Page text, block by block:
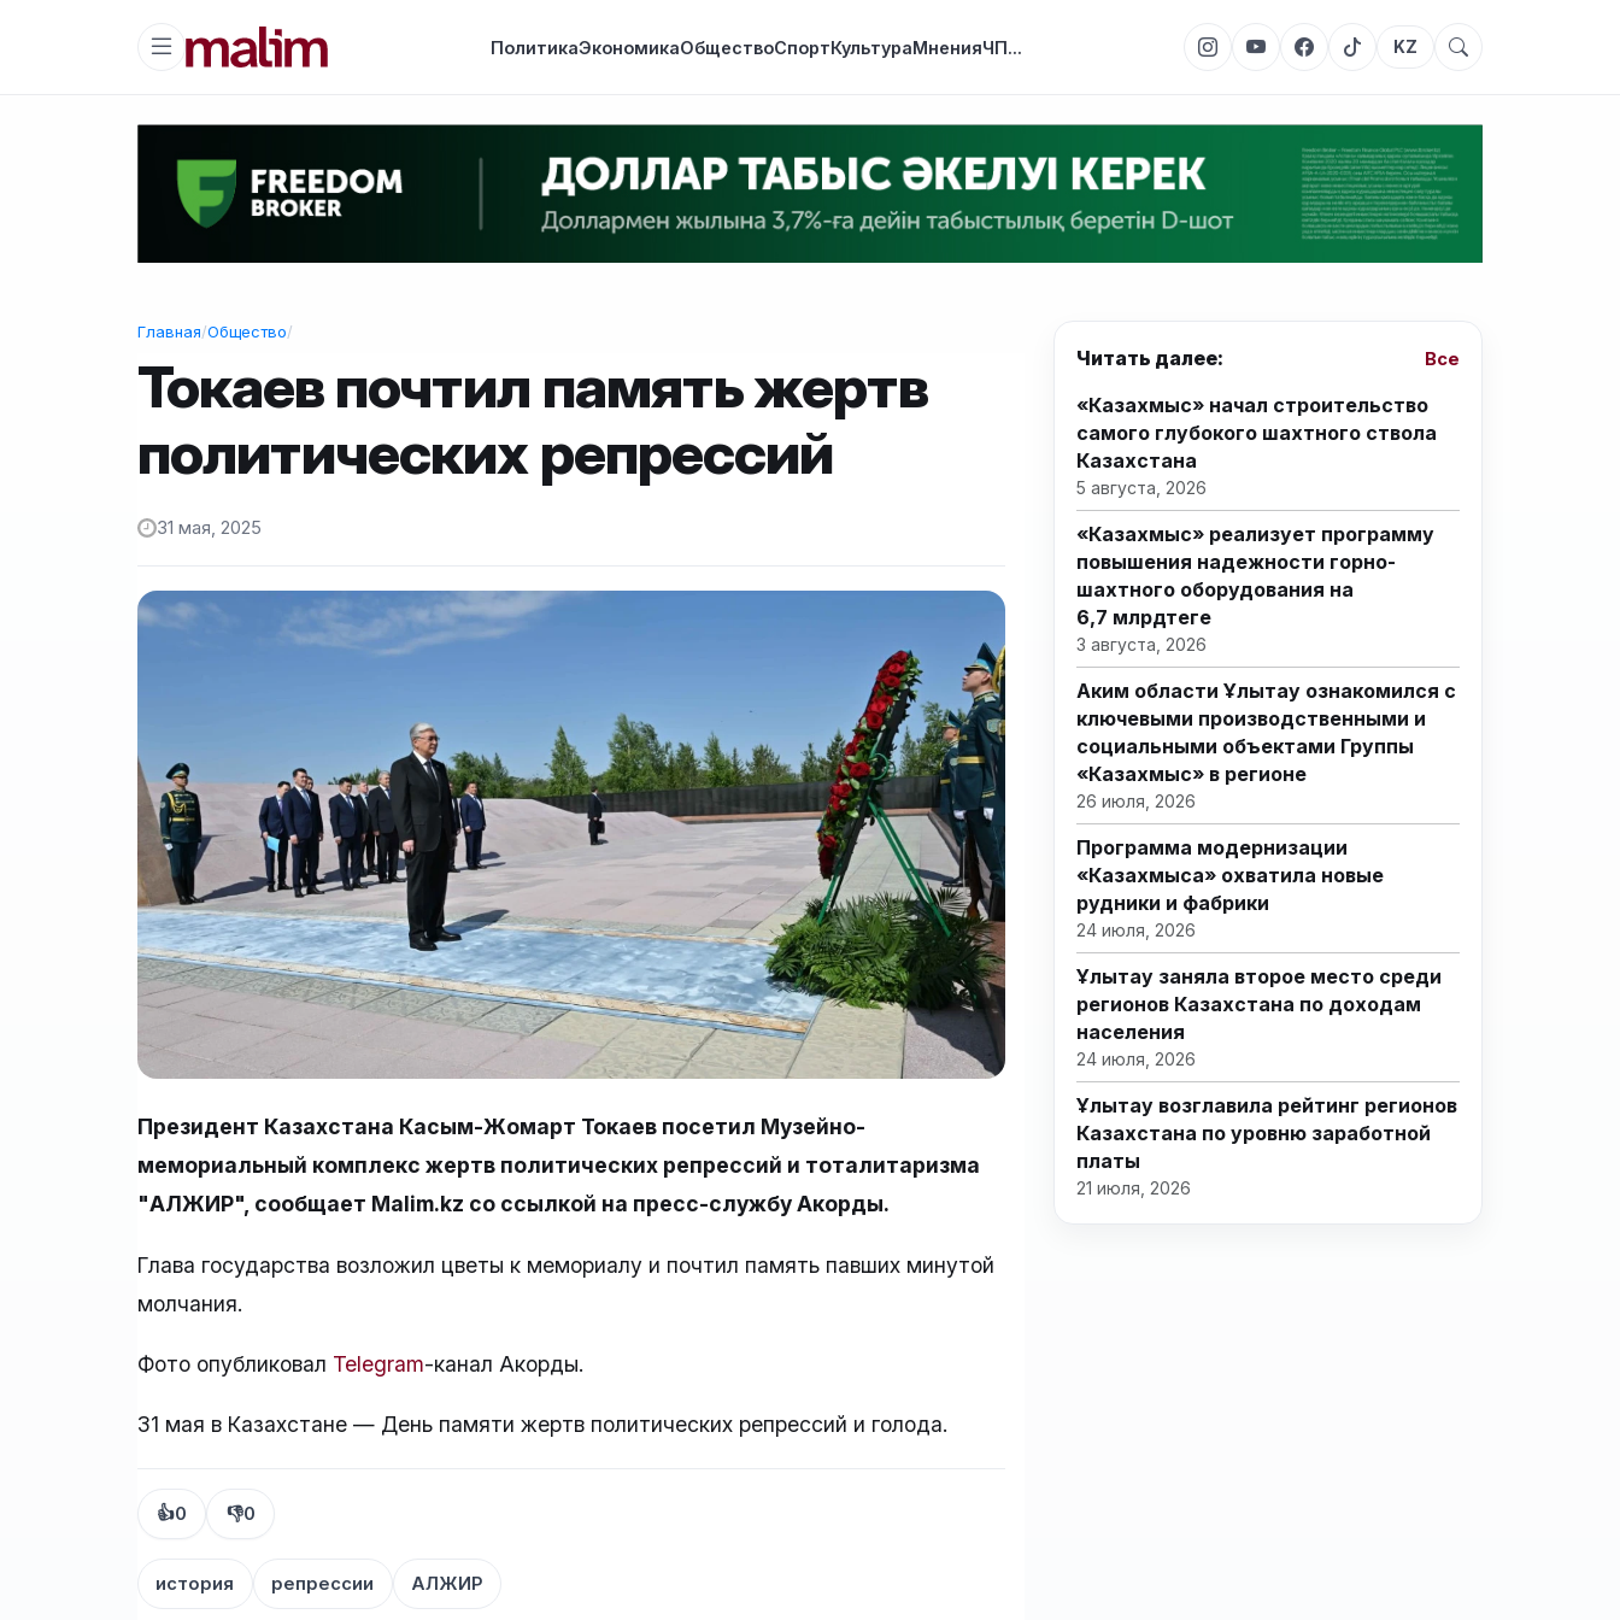
ПолитикаЭкономикаОбществоСпортКультураМненияЧП... KZ
Главная/Общество/
Токаев почтил память жертв
политических репрессий
31 мая, 2025
Президент Казахстана Касым-Жомарт Токаев посетил Музейно-
мемориальный комплекс жертв политических репрессий и тоталитаризма
"АЛЖИР", сообщает Malim.kz со ссылкой на пресс-службу Акорды.
Глава государства возложил цветы к мемориалу и почтил память павших минутой
молчания.
Фото опубликовал Telegram-канал Акорды.
31 мая в Казахстане — День памяти жертв политических репрессий и голода.
👍0 👎0
история репрессии АЛЖИР
Читать далее: Все
«Казахмыс» начал строительство
самого глубокого шахтного ствола
Казахстана
5 августа, 2026
«Казахмыс» реализует программу
повышения надежности горно-
шахтного оборудования на
6,7 млрдтеңге
3 августа, 2026
Аким области Ұлытау ознакомился с
ключевыми производственными и
социальными объектами Группы
«Казахмыс» в регионе
26 июля, 2026
Программа модернизации
«Казахмыса» охватила новые
рудники и фабрики
24 июля, 2026
Ұлытау заняла второе место среди
регионов Казахстана по доходам
населения
24 июля, 2026
Ұлытау возглавила рейтинг регионов
Казахстана по уровню заработной
платы
21 июля, 2026